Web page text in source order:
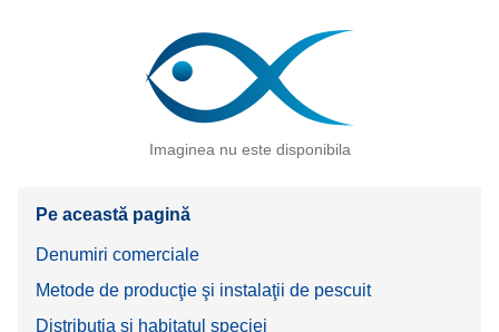
Imaginea nu este disponibila
Pe această pagină
Denumiri comerciale
Metode de producţie şi instalaţii de pescuit
Distribuţia şi habitatul speciei